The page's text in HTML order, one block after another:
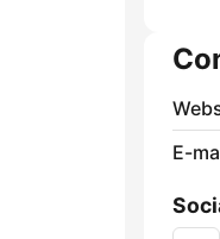
E-